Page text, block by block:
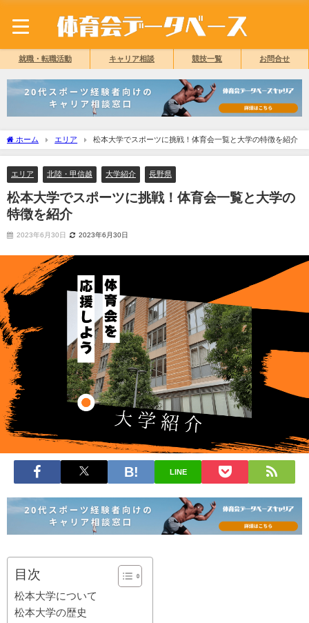
就職・転職活動 キャリア相談 競技一覧 お問合せ
ホーム エリア 松本大学でスポーツに挑戦！体育会一覧と大学の特徴を紹介
エリア 北陸・甲信越 大学紹介 長野県
松本大学でスポーツに挑戦！体育会一覧と大学の
特徴を紹介
2023年6月30日 2023年6月30日
LINE
目次
松本大学について
松本大学の歴史